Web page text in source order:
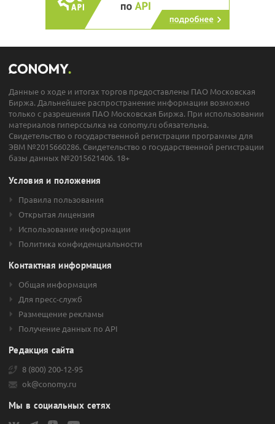
Данные о ходе и итогах торгов предоставлены ПАО Московская
Биржа. Дальнейшее распространение информации возможно
только с разрешения ПАО Московская Биржа. При использовании
материалов гиперссылка на conomy.ru обязательна.
Свидетельство о государственной регистрации программы для
ЭВМ №2015660286. Свидетельство о государственной регистрации
базы данных №2015621406. 18+
Условия и положения
Правила пользования
Открытая лицензия
Использование информации
Политика конфиденциальности
Контактная информация
Общая информация
Для пресс-служб
Размещение рекламы
Получение данных по API
Редакция сайта
8 (800) 200-12-95
ok@conomy.ru
Мы в социальных сетях